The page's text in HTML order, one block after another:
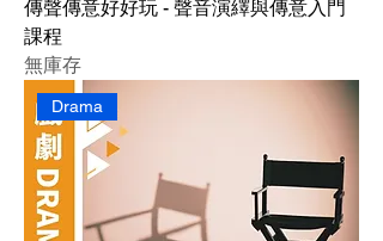
傳聲傳意好好玩 - 聲音演繹與傳意入門
課程
無庫存
Drama